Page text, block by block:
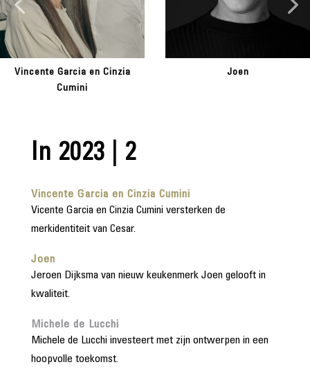
Vincente Garcia en Cinzia
Cumini
Joen
In 2023 | 2
Vincente Garcia en Cinzia Cumini
Vicente Garcia en Cinzia Cumini versterken de
merkidentiteit van Cesar.
Joen
Jeroen Dijksma van nieuw keukenmerk Joen gelooft in
kwaliteit.
Michele de Lucchi
Michele de Lucchi investeert met zijn ontwerpen in een
hoopvolle toekomst.